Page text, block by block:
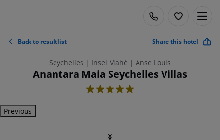
Back to resultlist Share this hotel
Seychelles | Insel Mahé | Anse Louis
Anantara Maia Seychelles Villas
5
Previous